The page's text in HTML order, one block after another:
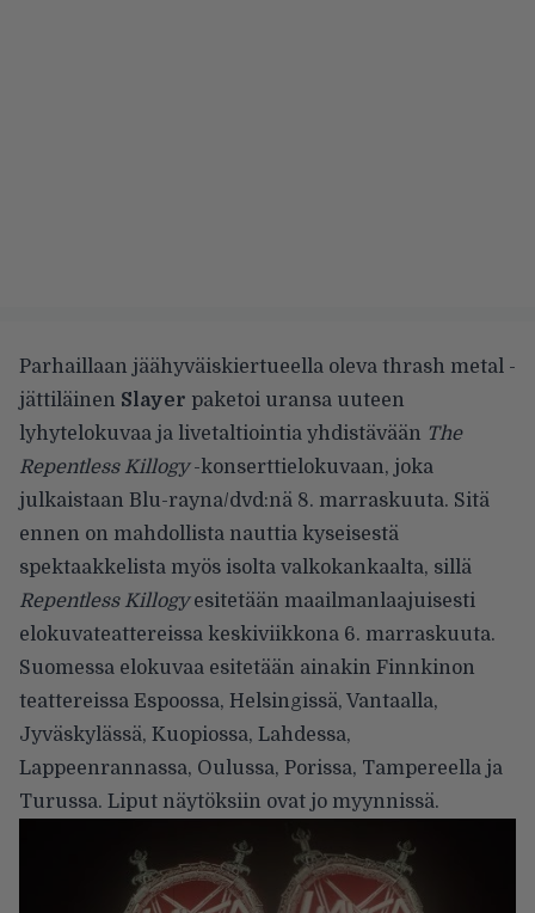
Parhaillaan jäähyväiskiertueella oleva thrash metal -
jättiläinen Slayer paketoi uransa uuteen
lyhytelokuvaa ja livetaltiointia yhdistävään The
Repentless Killogy-konserttielokuvaan, joka
julkaistaan Blu-rayna/dvd:nä 8. marraskuuta. Sitä
ennen on mahdollista nauttia kyseisestä
spektaakkelista myös isolta valkokankaalta, sillä
Repentless Killogyesitetään maailmanlaajuisesti
elokuvateattereissa keskiviikkona 6. marraskuuta.
Suomessa elokuvaa esitetään ainakin Finnkinon
teattereissa Espoossa, Helsingissä, Vantaalla,
Jyväskylässä, Kuopiossa, Lahdessa,
Lappeenrannassa, Oulussa, Porissa, Tampereella ja
Turussa. Liput näytöksiin ovat jo myynnissä.